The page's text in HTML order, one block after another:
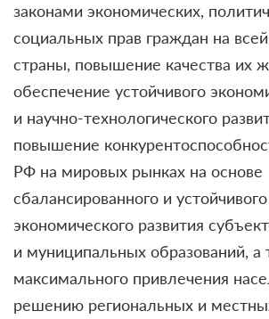
законами экономических,
социальных прав граждан на
страны, повышение качества их
обеспечение устойчивого
и научно-технологического
повышение
РФ на мировых рынках на основе
сбалансированного и
экономического развития
и муниципальных образований, а
максимального привлечения
решению региональных и